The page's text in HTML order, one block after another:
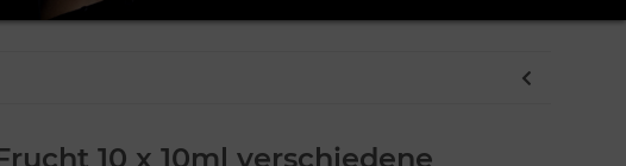
10 x 10ml verschiedene